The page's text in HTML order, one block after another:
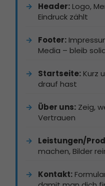
Header: Logo,
Eindruck zählt
Footer:
Media – bleib
Startseite: Kurz
drauf hast
Über uns: Zeig,
Vertrauen
Leistungen/
machen, Bilder
Kontakt: